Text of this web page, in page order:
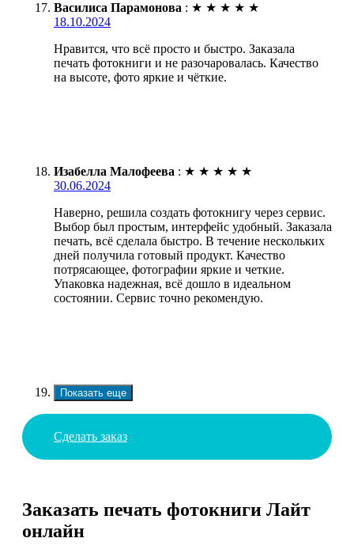
Василиса Парамонова : ★ ★ ★ ★ ★
18.10.2024
Нравится, что всё просто и быстро. Заказала
печать фотокниги и не разочаровалась. Качество
на высоте, фото яркие и чёткие.
Изабелла Малофеева : ★ ★ ★ ★ ★
30.06.2024
Наверно, решила создать фотокнигу через сервис.
Выбор был простым, интерфейс удобный. Заказала
печать, всё сделала быстро. В течение нескольких
дней получила готовый продукт. Качество
потрясающее, фотографии яркие и четкие.
Упаковка надежная, всё дошло в идеальном
состоянии. Сервис точно рекомендую.
Показать еще
Сделать заказ
Заказать печать фотокниги Лайт
онлайн